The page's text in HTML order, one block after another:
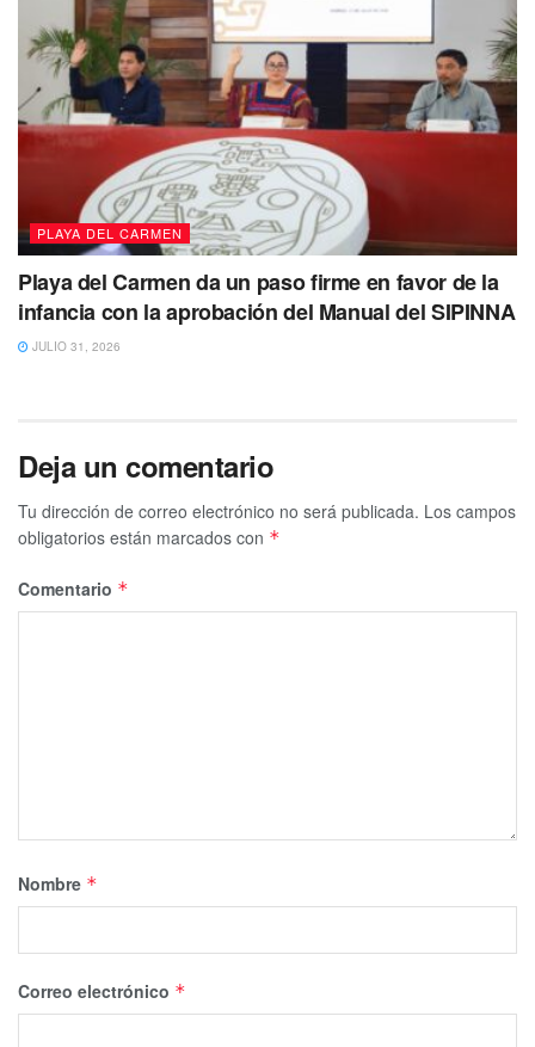
𝙙𝙚𝙩𝙚𝙣𝙚𝙧 𝙖𝙩𝙖𝙦𝙪𝙚𝙨
𝘊𝘰𝘯𝘵𝘪𝘯ú𝘢𝘯 𝘭𝘰𝘴 𝘢𝘵𝘢𝘲𝘶𝘦𝘴 𝘷𝘪𝘰𝘭𝘦𝘯𝘵𝘰𝘴 𝘤𝘰𝘯𝘵𝘳𝘢
𝘰𝘱𝘦𝘳𝘢𝘥𝘰𝘳𝘦𝘴 𝘥𝘦 𝘜𝘣𝘦𝘳 𝘦𝘯 𝘊𝘢𝘯𝘤ú𝘯
#Comenta#Comparte#Entérate
pic.twitter.com/ZtFhYJavvK
— cancunaldi2 (@cancunaldi2)June 19,
2023
PLAYA DEL CARMEN
Playa del Carmen da un paso firme en favor de la
infancia con la aprobación del Manual del SIPINNA
JULIO 31, 2026
Deja un comentario
Tu dirección de correo electrónico no será publicada. Los campos
obligatorios están marcados con *
Comentario *
Nombre *
Correo electrónico *